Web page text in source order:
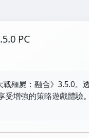
PC
戰殭屍：融合》3.5.0。
受增強的策略遊戲體驗